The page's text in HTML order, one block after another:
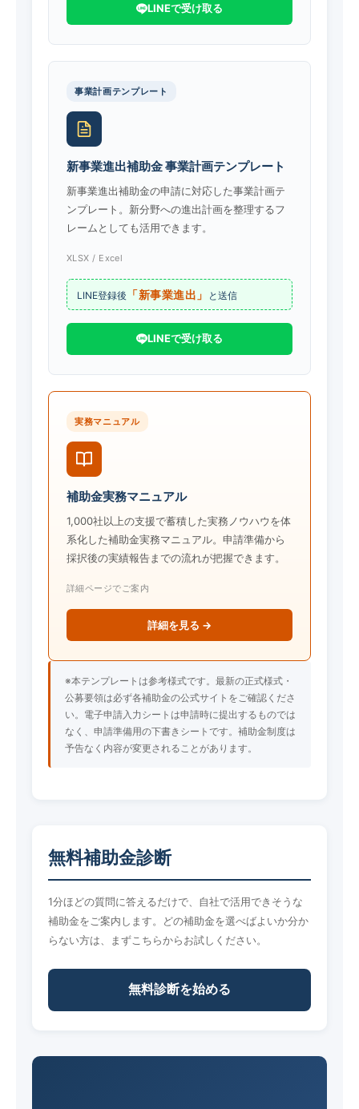
LINEで受け取る
事業計画テンプレート
新事業進出補助金 事業計画テンプレート
新事業進出補助金の申請に対応した事業計画テ
ンプレート。新分野への進出計画を整理するフ
レームとしても活用できます。
XLSX / Excel
LINE登録後 「新事業進出」 と送信
LINEで受け取る
実務マニュアル
補助金実務マニュアル
1,000社以上の支援で蓄積した実務ノウハウを体
系化した補助金実務マニュアル。申請準備から
採択後の実績報告までの流れが把握できます。
詳細ページでご案内
詳細を見る →
※本テンプレートは参考様式です。最新の正式様式・
公募要領は必ず各補助金の公式サイトをご確認くださ
い。電子申請入力シートは申請時に提出するものでは
なく、申請準備用の下書きシートです。補助金制度は
予告なく内容が変更されることがあります。
無料補助金診断
1分ほどの質問に答えるだけで、自社で活用できそうな
補助金をご案内します。どの補助金を選べばよいか分か
らない方は、まずこちらからお試しください。
無料診断を始める